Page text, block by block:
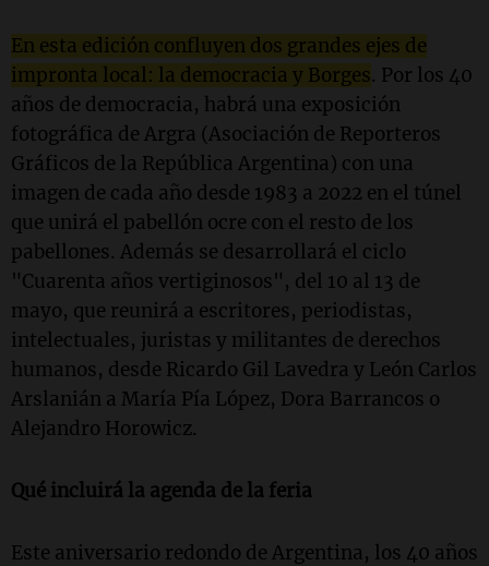
En esta edición confluyen dos grandes ejes de
impronta local: la democracia y Borges. Por los 40
años de democracia, habrá una exposición
fotográfica de Argra (Asociación de Reporteros
Gráficos de la República Argentina) con una
imagen de cada año desde 1983 a 2022 en el túnel
que unirá el pabellón ocre con el resto de los
pabellones. Además se desarrollará el ciclo
"Cuarenta años vertiginosos", del 10 al 13 de
mayo, que reunirá a escritores, periodistas,
intelectuales, juristas y militantes de derechos
humanos, desde Ricardo Gil Lavedra y León Carlos
Arslanián a María Pía López, Dora Barrancos o
Alejandro Horowicz.
Qué incluirá la agenda de la feria
Este aniversario redondo de Argentina, los 40 años